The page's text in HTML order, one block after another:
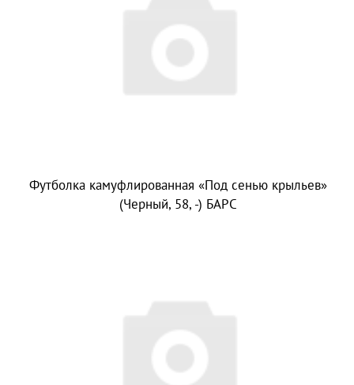
Футболка камуфлированная «Под сенью крыльев»
(Черный, 58, -) БАРС